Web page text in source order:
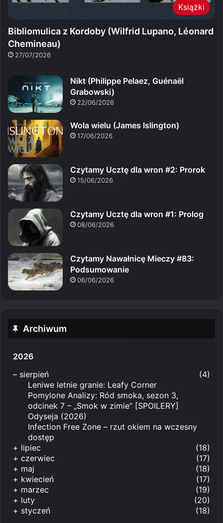
Książki
Bibliomulica z Kordoby (Wilfrid Lupano, Léonard
Chemineau)
27/07/2026
Nikt (Philippe Pelaez, Guénaël
Grabowski)
22/06/2026
Wola wielu (James Islington)
17/06/2026
Czytamy Ucztę dla wron #2: Prorok
15/06/2026
Czytamy Ucztę dla wron #1: Prolog
08/06/2026
Czytamy Nawałnicę Mieczy #83:
Podsumowanie
06/06/2026
Archiwum
2026
– sierpień
(4)
Leniwe letnie granie: Leafy Corner
Pomylone Analizy: Ród smoka, sezon 3,
odcinek 7 – „Smok w zimie” [SPOILERY]
Odyseja (2026)
Infection Free Zone – rzut okiem na wczesny
dostęp
+ lipiec
(18)
+ czerwiec
(17)
+ maj
(18)
+ kwiecień
(17)
+ marzec
(19)
+ luty
(20)
+ styczeń
(18)